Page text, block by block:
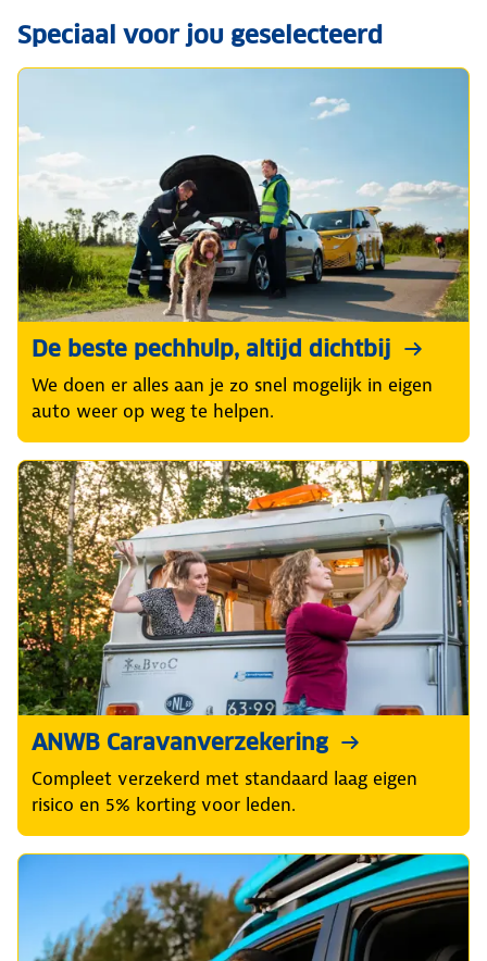
Speciaal voor jou geselecteerd
De beste pechhulp, altijd dichtbij
We doen er alles aan je zo snel mogelijk in eigen
auto weer op weg te helpen.
ANWB Caravanverzekering
Compleet verzekerd met standaard laag eigen
risico en 5% korting voor leden.